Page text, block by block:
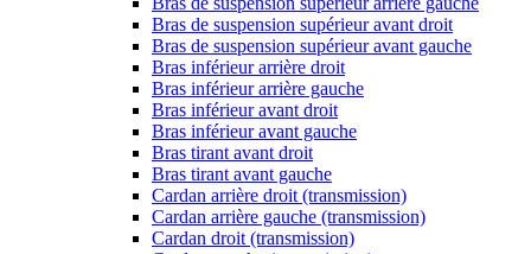
Bras de suspension supérieur avant droit
Bras de suspension supérieur avant gauche
Bras inférieur arrière droit
Bras inférieur arrière gauche
Bras inférieur avant droit
Bras inférieur avant gauche
Bras tirant avant droit
Bras tirant avant gauche
Cardan arrière droit (transmission)
Cardan arrière gauche (transmission)
Cardan droit (transmission)